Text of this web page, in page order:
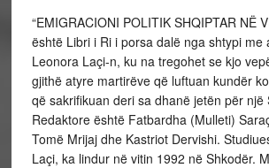
“EMIGRACIONI POLITIK SHQIPTAR NË
është Libri i Ri i porsa dalë nga shtypi me
Leonora Laçi-n, ku na tregohet se kjo
gjithë atyre martirëve që luftuan kundër
që sakrifikuan deri sa dhanë jetën për një
Redaktore është Fatbardha (Mulleti)
Tomë Mrijaj dhe Kastriot Dervishi.
Laçi, ka lindur në vitin 1992 në Shkodër.